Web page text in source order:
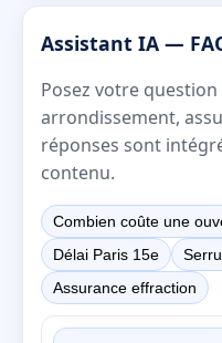
Assistant IA —
Posez votre
arrondissement,
réponses sont
contenu.
Combien coûte une
Délai Paris 15e
Assurance effraction